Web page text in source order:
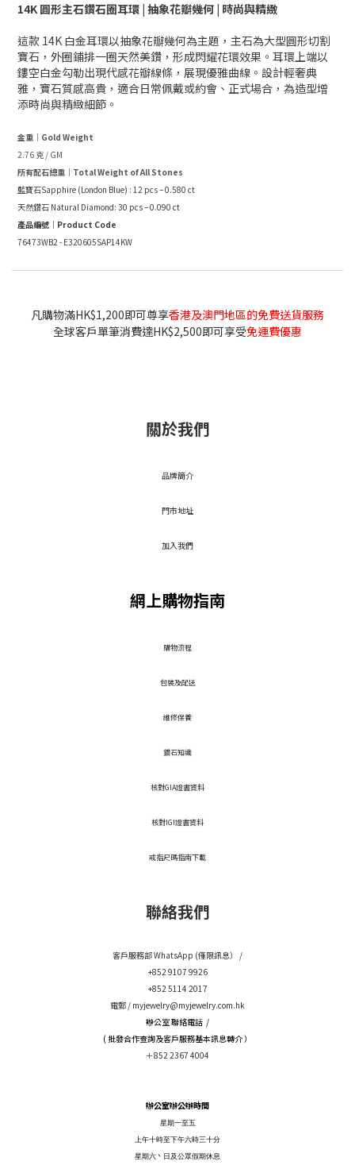
14K 圓形主石鑽石圈耳環 | 抽象花瓣幾何 | 時尚與精緻
這款 14K 白金耳環以抽象花瓣幾何為主題，主石為大型圓形切割
寶石，外圈鋪排一圈天然美鑽，形成閃耀花環效果。耳環上端以
鏤空白金勾勒出現代感花瓣線條，展現優雅曲線。設計輕奢典
雅，寶石質感高貴，適合日常佩戴或約會、正式場合，為造型增
添時尚與精緻細節。
金重｜Gold Weight
2.76 克 / GM
所有配石總重｜Total Weight of All Stones
藍寶石Sapphire (London Blue) : 12 pcs – 0.580 ct
天然鑽石 Natural Diamond: 30 pcs – 0.090 ct
產品編號｜Product Code
76473WB2 - E320605SAP14KW
凡購物滿HK$1,200即可尊享香港及澳門地區的免費送貨服務
全球客戶單筆消費達HK$2,500即可享受免運費優惠
關於我們
品牌簡介
門市地址
加入我們
網上購物指南
​購物流程
包裝及配送
維修保養
鑽石知識
核對GIA證書資料
核對IGI證書資料
戒指尺碼指南下載
聯絡我們
客戶服務部 WhatsApp (僅限訊息） /
+852 9107 9926
+852 5114 2017
電郵 / myjewelry@myjewelry.com.hk
辦公室 聯絡電話 /
( 批發合作查詢及客戶服務基本訊息轉介 ）
＋852 2367 4004
辦公室辦公辦時間
星期一至五
上午十時至下午六時三十分
星期六丶日及公眾假期休息